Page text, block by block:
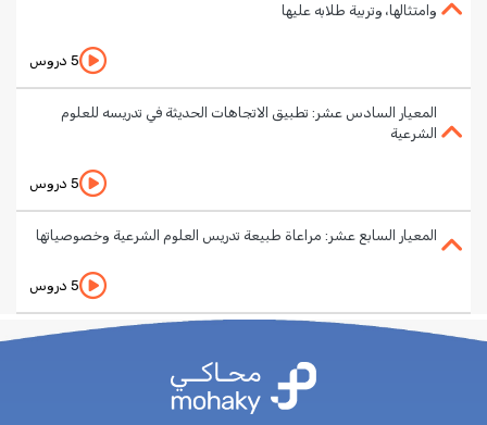
وامتثالها، وتربية طلابه عليها
5 دروس
المعيار السادس عشر: تطبيق الاتجاهات الحديثة في تدريسه للعلوم
الشرعية
5 دروس
المعيار السابع عشر: مراعاة طبيعة تدريس العلوم الشرعية وخصوصياتها
5 دروس